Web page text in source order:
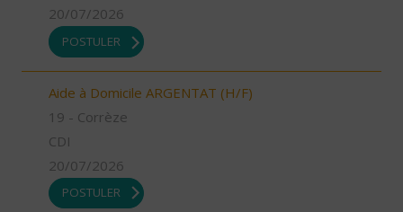
20/07/2026
POSTULER
Aide à Domicile ARGENTAT (H/F)
19 - Corrèze
CDI
20/07/2026
POSTULER